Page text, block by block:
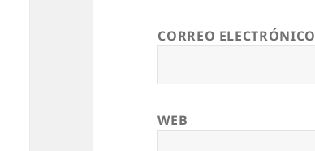
CORREO ELECTRÓNICO
WEB